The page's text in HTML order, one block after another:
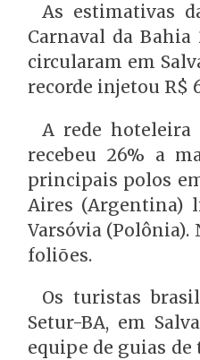
As estimativas
Carnaval da
circularam em
recorde injetou R$
A rede hoteleira
recebeu 26% a
principais polos
Aires (Argentina)
Varsóvia (Polônia).
foliões.
Os turistas
Setur-BA, em
equipe de guias